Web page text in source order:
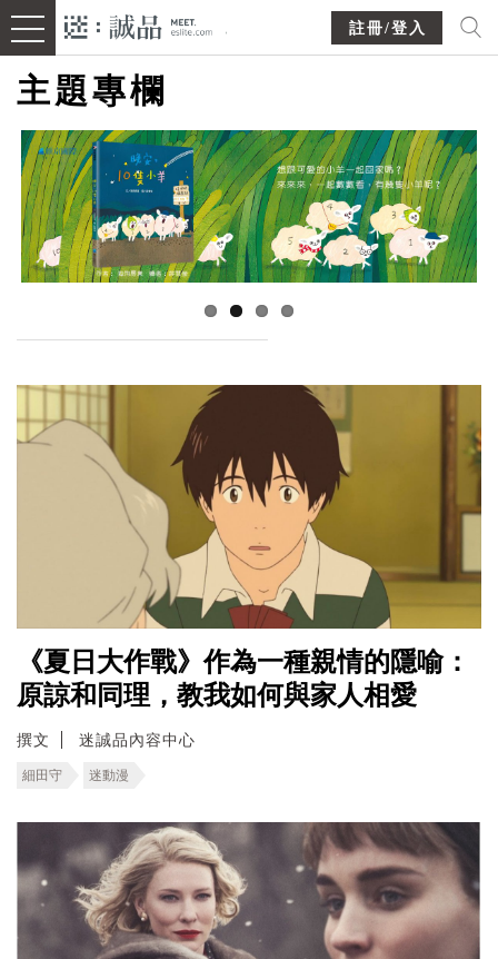
註冊/登入
主題專欄
《夏日大作戰》作為一種親情的隱喻：
原諒和同理，教我如何與家人相愛
撰文 迷誠品內容中心
細田守 迷動漫